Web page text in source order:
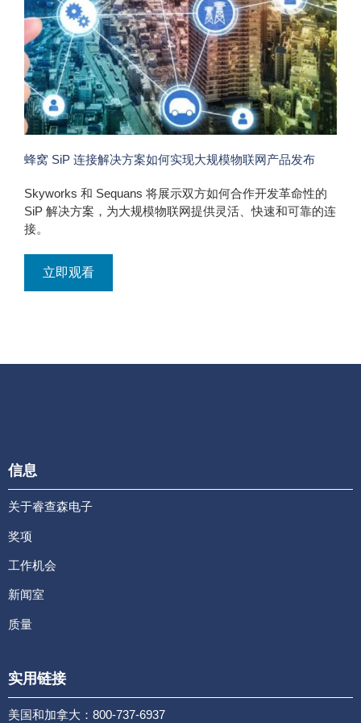
蜂窝 SiP 连接解决方案如何实现大规模物联网产品发布
Skyworks 和 Sequans 将展示双方如何合作开发革命性的
SiP 解决方案，为大规模物联网提供灵活、快速和可靠的连
接。
立即观看
信息
关于睿查森电子
奖项
工作机会
新闻室
质量
实用链接
美国和加拿大：800-737-6937